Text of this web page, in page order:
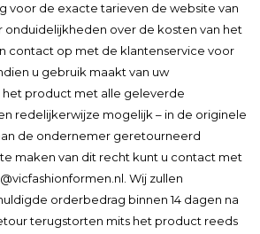
voor de exacte tarieven de website van
onduidelijkheden over de kosten van het
contact op met de klantenservice voor
u gebruik maakt van uw
het product met alle geleverde
redelijkerwijze mogelijk – in de originele
de ondernemer geretourneerd
maken van dit recht kunt u contact met
. Wij zullen
orderbedrag binnen 14 dagen na
terugstorten mits het product reeds